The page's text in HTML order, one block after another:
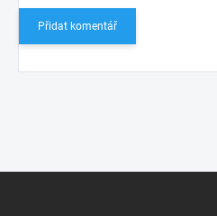
Přidat komentář